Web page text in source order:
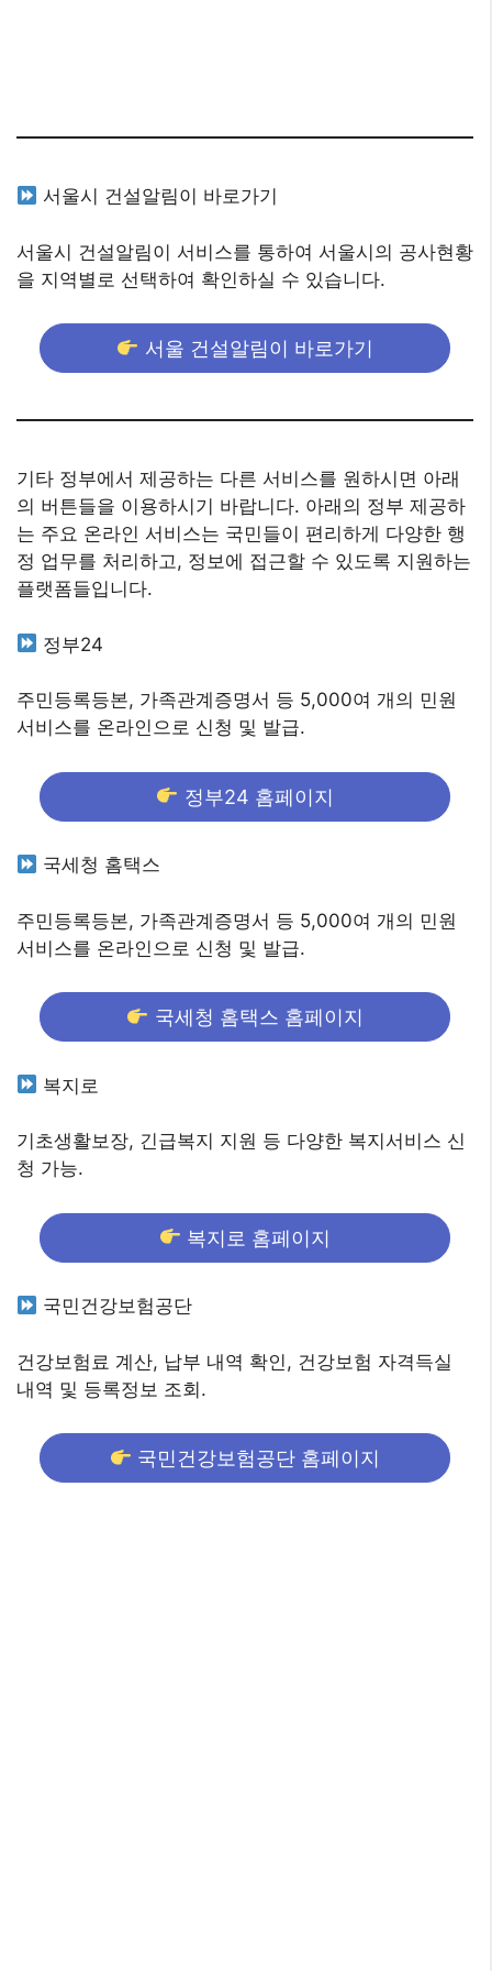
서울시 건설알림이 바로가기
서울시 건설알림이 서비스를 통하여 서울시의 공사현황
을 지역별로 선택하여 확인하실 수 있습니다.
서울 건설알림이 바로가기
기타 정부에서 제공하는 다른 서비스를 원하시면 아래
의 버튼들을 이용하시기 바랍니다. 아래의 정부 제공하
는 주요 온라인 서비스는 국민들이 편리하게 다양한 행
정 업무를 처리하고, 정보에 접근할 수 있도록 지원하는
플랫폼들입니다.
정부24
주민등록등본, 가족관계증명서 등 5,000여 개의 민원
서비스를 온라인으로 신청 및 발급.
정부24 홈페이지
국세청 홈택스
주민등록등본, 가족관계증명서 등 5,000여 개의 민원
서비스를 온라인으로 신청 및 발급.
국세청 홈택스 홈페이지
복지로
기초생활보장, 긴급복지 지원 등 다양한 복지서비스 신
청 가능.
복지로 홈페이지
국민건강보험공단
건강보험료 계산, 납부 내역 확인, 건강보험 자격득실
내역 및 등록정보 조회.
국민건강보험공단 홈페이지